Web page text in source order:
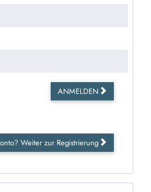
ANMELDEN
Weiter zur Registrierung